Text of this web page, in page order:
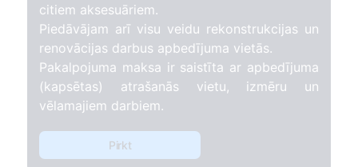
citiem aksesuāriem.
Piedāvājam arī visu veidu rekonstrukcijas un
renovācijas darbus apbedījuma vietās.
Pakalpojuma maksa ir saistīta ar apbedījuma
(kapsētas) atrašanās vietu, izmēru un
vēlamajiem darbiem.
Pirkt